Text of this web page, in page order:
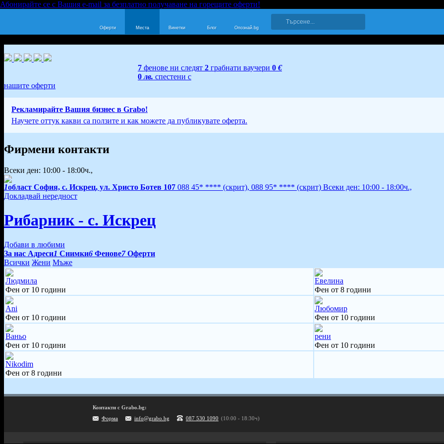
Абонирайте се с Вашия e-mail за безплатно получаване на горещите оферти!
Оферти Места Винетки Блог Опознай.bg
7 фенове ни следят 2 грабнати ваучери 0 €
0лв. спестени с
нашите оферти
Рекламирайте Вашия бизнес в Grabo!
Научете оттук какви са ползите и как можете да публикувате оферта.
Фирмени контакти
Всеки ден: 10:00 - 18:00ч.,
1област София, с. Искрец, ул. Христо Ботев 107 088 45* **** (скрит), 088 95* **** (скрит) Всеки ден: 10:00 - 18:00ч.,
Докладвай нередност
Рибарник - с. Искрец
Добави в любими
За нас Адреси1 Снимки6 Фенове7 Оферти
Всички Жени Мъже
Людмила
Фен от 10 години
Евелина
Фен от 8 години
Ani
Фен от 10 години
Любомир
Фен от 10 години
Ваньо
Фен от 10 години
рени
Фен от 10 години
Nikodim
Фен от 8 години
Контакти с Grabo.bg:
Форма
info@grabo.bg 087 530 1090 (10:00 - 18:30ч)